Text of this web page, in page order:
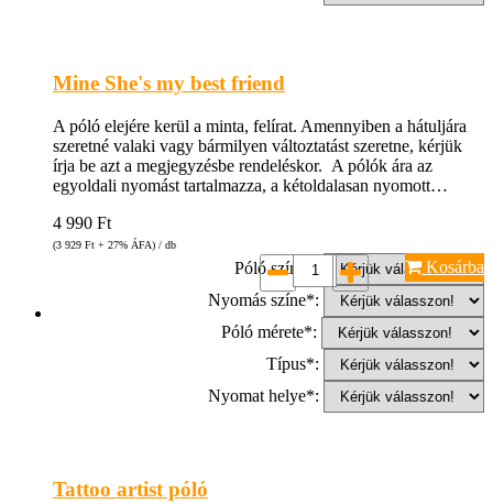
Mine She's my best friend
A póló elejére kerül a minta, felírat. Amennyiben a hátuljára
szeretné valaki vagy bármilyen változtatást szeretne, kérjük
írja be azt a megjegyzésbe rendeléskor. A pólók ára az
egyoldali nyomást tartalmazza, a kétoldalasan nyomott…
4 990 Ft
(3 929 Ft + 27% ÁFA) / db
Póló színe*:
Nyomás színe*:
Póló mérete*:
Típus*:
Nyomat helye*:
Kosárba
Tattoo artist póló